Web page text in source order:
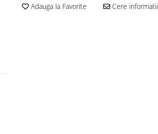
Adauga la Favorite Cere informatii